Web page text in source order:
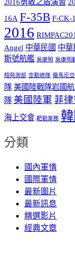
2016勇敢之盾演習
16A F-35B F-CK-
2016
Angel 中華民國 中華
斯號航艦 吳康明 吳康明
翔飛測部 空勤總隊 羅馬尼亞
隊 美國陸戰隊岩國
隊 美國陸軍 菲
海上交會 靶勤業務
分類
國內軍情
國際軍情
最新圖片
最新訊息
精選影片
經典文章